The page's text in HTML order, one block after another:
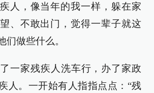
人，像当年的我一样，躲在家
、不敢出门，觉得一辈子就这
们做些什么。
一家残疾人洗车行，办了家政
人。一开始有人指指点点：“残